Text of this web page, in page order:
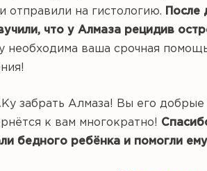
отправили на гистологию.
После
что у Алмаза рецидив
необходима ваша срочная
забрать Алмаза! Вы его
к вам многократно!
бедного ребёнка и помогли